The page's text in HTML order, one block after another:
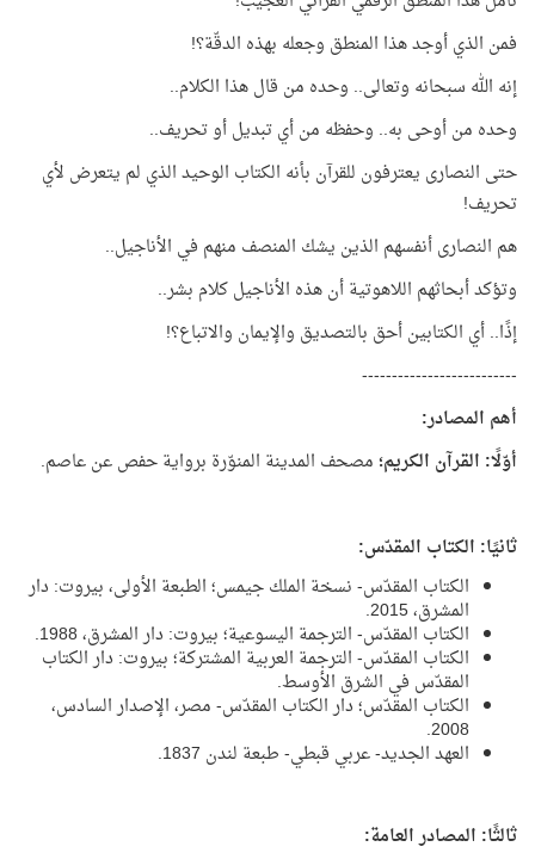
فمن الذي أوجد هذا المنطق وجعله بهذه الدقّة؟!
إنه الله سبحانه وتعالى.. وحده من قال هذا الكلام..
وحده من أوحى به.. وحفظه من أي تبديل أو تحريف..
حتى النصارى يعترفون للقرآن بأنه الكتاب الوحيد الذي لم يتعرض لأي
تحريف!
هم النصارى أنفسهم الذين يشك المنصف منهم في الأناجيل..
وتؤكد أبحاثهم اللاهوتية أن هذه الأناجيل كلام بشر..
إذًا.. أي الكتابين أحق بالتصديق والإيمان والاتباع؟!
--------------------------
أهم المصادر:
أوّلًا: القرآن الكريم؛مصحف المدينة المنوّرة برواية حفص عن عاصم.
ثانيًا: الكتاب المقدّس:
الكتاب المقدّس- نسخة الملك جيمس؛ الطبعة الأولى، بيروت: دار
المشرق، 2015.
الكتاب المقدّس- الترجمة اليسوعية؛ بيروت: دار المشرق، 1988.
الكتاب المقدّس- الترجمة العربية المشتركة؛ بيروت: دار الكتاب
المقدّس في الشرق الأوسط.
الكتاب المقدّس؛ دار الكتاب المقدّس- مصر، الإصدار السادس،
2008.
العهد الجديد- عربي قبطي- طبعة لندن 1837.
ثالثًا: المصادر العامة: